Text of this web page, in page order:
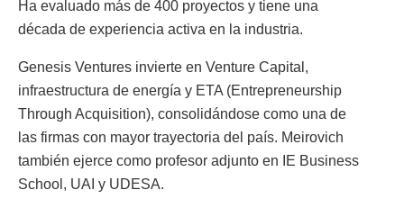
Ha evaluado más de 400 proyectos y tiene una
década de experiencia activa en la industria.
Genesis Ventures invierte en Venture Capital,
infraestructura de energía y ETA (Entrepreneurship
Through Acquisition), consolidándose como una de
las firmas con mayor trayectoria del país. Meirovich
también ejerce como profesor adjunto en IE Business
School, UAI y UDESA.